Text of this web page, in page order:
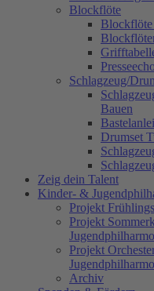
Blockflöte
Schlagzeug/
Bauen
Drumset
Zeig dein Talent
Kinder- &
Projekt
Projekt
Projekt
Archiv